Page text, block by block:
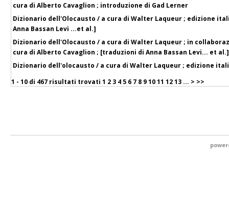
cura di Alberto Cavaglion ; introduzione di Gad Lerner
Dizionario dell'Olocausto / a cura di Walter Laqueur ; edizione
Anna Bassan Levi ...et al.]
Dizionario dell'Olocausto / a cura di Walter Laqueur ; in
cura di Alberto Cavaglion ; [traduzioni di Anna Bassan Levi... et al.]
Dizionario dell'olocausto / a cura di Walter Laqueur ; edizione
1 - 10 di 467 risultati trovati 1 2 3 4 5 6 7 8 91011 1213 ... > >>